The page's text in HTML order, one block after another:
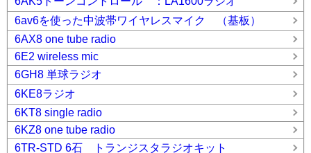
6av6を使った中波帯ワイヤレスマイク （基板）
6AX8 one tube radio
6E2 wireless mic
6GH8 単球ラジオ
6KE8ラジオ
6KT8 single radio
6KZ8 one tube radio
6TR-STD 6石 トランジスタラジオキット